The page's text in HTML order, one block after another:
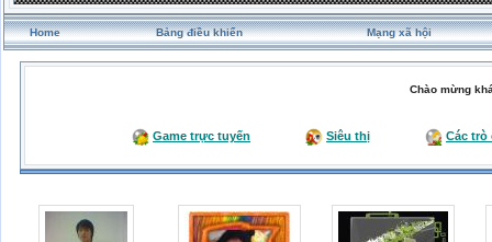
Home Bảng điều khiển Mạng xã hội
Chào mừng
Game trực tuyến Siêu thị Các trò